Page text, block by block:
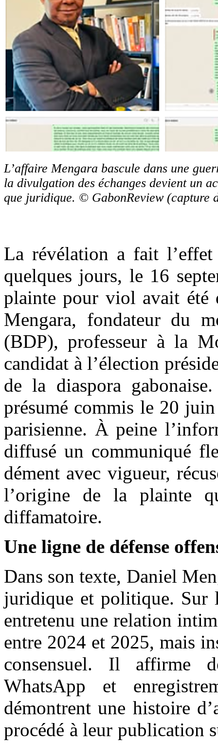
L’affaire Mengara bascule dans une
la divulgation des échanges devient un
que juridique. © GabonReview (capture
La révélation a fait
quelques jours, le 16
plainte pour viol avait été
Mengara, fondateur du
(BDP), professeur à la
candidat à l’élection
de la diaspora
présumé commis le 20
parisienne. À peine
diffusé un communiqué
dément avec vigueur,
l’origine de la plainte
diffamatoire.
Une ligne de défense
Dans son texte, Daniel
juridique et politique. Sur
entretenu une relation
entre 2024 et 2025, mais
consensuel. Il affirme
WhatsApp et
démontrent une histoire
procédé à leur publication